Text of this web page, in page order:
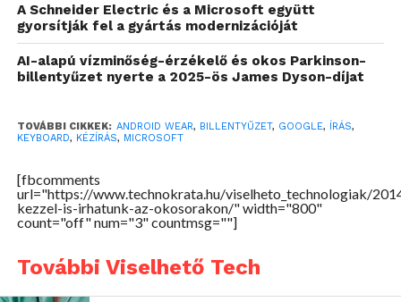
A Schneider Electric és a Microsoft együtt
gyorsítják fel a gyártás modernizációját
AI-alapú vízminőség-érzékelő és okos Parkinson-
billentyűzet nyerte a 2025-ös James Dyson-díjat
TOVÁBBI CIKKEK: ANDROID WEAR, BILLENTYŰZET, GOOGLE, ÍRÁS,
KEYBOARD, KÉZÍRÁS, MICROSOFT
[fbcomments
url="https://www.technokrata.hu/viselheto_technologiak/
kezzel-is-irhatunk-az-okosorakon/" width="800"
count="off" num="3" countmsg=""]
További Viselhető Tech